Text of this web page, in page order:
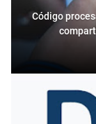
Código